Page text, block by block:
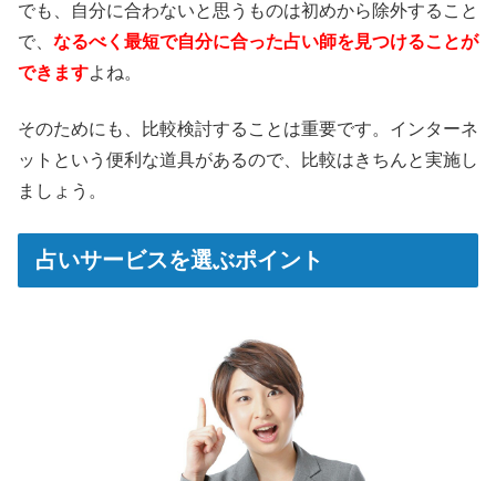
でも、自分に合わないと思うものは初めから除外すること
で、 なるべく最短で自分に合った占い師を見つけることが
できますよね。
そのためにも、比較検討することは重要です。インターネ
ットという便利な道具があるので、比較はきちんと実施し
ましょう。
占いサービスを選ぶポイント